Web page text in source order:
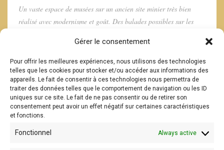
Gérer le consentement
Pour offrir les meilleures expériences, nous utilisons des technologies
telles que les cookies pour stocker et/ou accéder aux informations des
appareils. Le fait de consentir à ces technologies nous permettra de
traiter des données telles que le comportement de navigation ou les ID
uniques sur ce site. Le fait de ne pas consentir ou de retirer son
consentement peut avoir un effet négatif sur certaines caractéristiques
et fonctions.
Fonctionnel Always active
Un vaste espace de musées sur un ancien site minier très bien
réalisé avec modernisme et goût. Des balades possibles sur les
Tardy T